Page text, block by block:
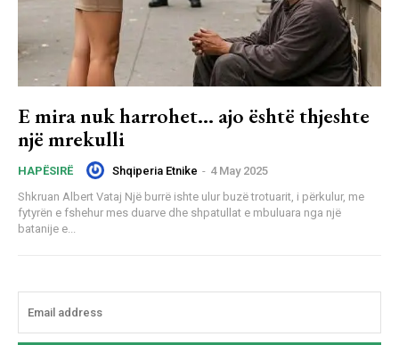
E mira nuk harrohet… ajo është thjeshte
një mrekulli
HAPËSIRË Shqiperia Etnike - 4 May 2025
Shkruan Albert Vataj Një burrë ishte ulur buzë trotuarit, i përkulur, me
fytyrën e fshehur mes duarve dhe shpatullat e mbuluara nga një
batanije e...